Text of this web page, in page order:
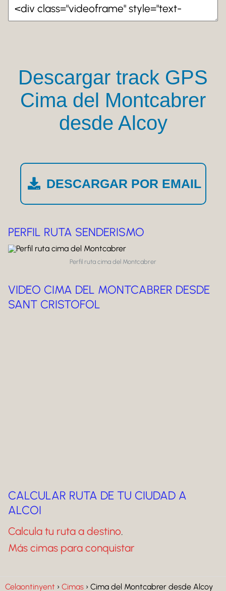
Descargar track GPS
Cima del Montcabrer
desde Alcoy
DESCARGAR POR EMAIL
PERFIL RUTA SENDERISMO
Perfil ruta cima del Montcabrer
VIDEO CIMA DEL MONTCABRER DESDE
SANT CRISTOFOL
CALCULAR RUTA DE TU CIUDAD A
ALCOI
Calcula tu ruta a destino.
Más cimas para conquistar
Celaontinyent Cimas Cima del Montcabrer desde Alcoy